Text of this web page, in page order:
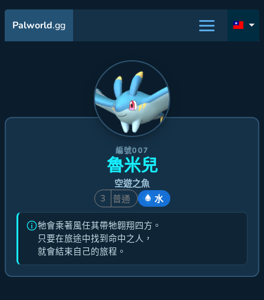
Palworld.gg
編號007
魯米兒
空遊之魚
3
普通 水
牠會乘著風任其帶牠翺翔四方。
只要在旅途中找到命中之人，
就會結束自己的旅程。